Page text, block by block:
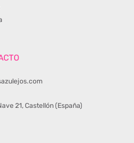
21, Castellón (España)